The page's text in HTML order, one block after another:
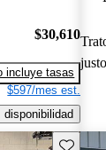
$30,610
incluye tasas
$597/mes est.
disponibilidad
justo
Guarda